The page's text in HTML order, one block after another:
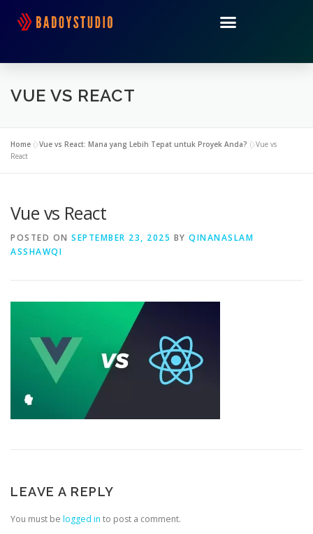
VUE VS REACT
Home »Vue vs React: Mana yang Lebih Tepat untuk Proyek Anda? »Vue vs
React
Vue vs React
POSTED ON SEPTEMBER 23, 2025 BY QINANASLAM
ASSHAWQI
LEAVE A REPLY
You must be logged in to post a comment.